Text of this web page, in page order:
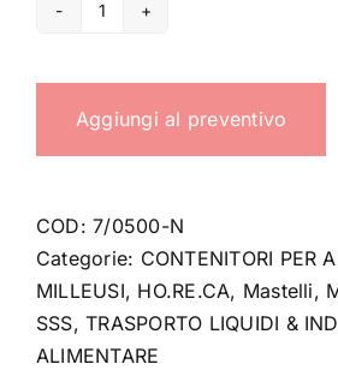
Mastello
500
LT.
quantità
Aggiungi al preventivo
COD:7/0500-N
Categorie: CONTENITORI PER
MILLEUSI, HO.RE.CA, Mastelli,
SSS,TRASPORTO LIQUIDI &
ALIMENTARE